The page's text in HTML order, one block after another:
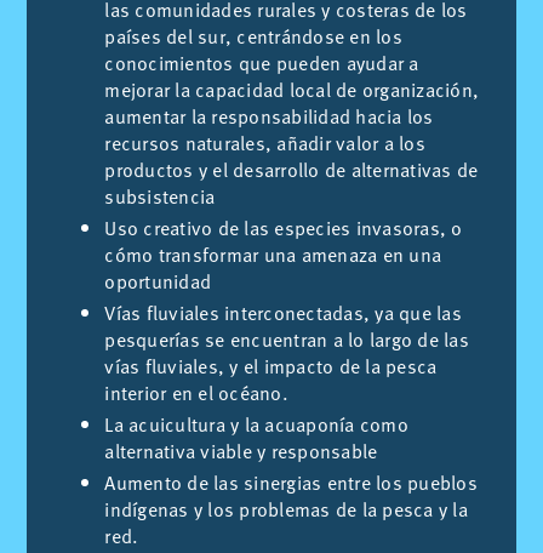
las comunidades rurales y costeras de los
países del sur, centrándose en los
conocimientos que pueden ayudar a
mejorar la capacidad local de organización,
aumentar la responsabilidad hacia los
recursos naturales, añadir valor a los
productos y el desarrollo de alternativas de
subsistencia
Uso creativo de las especies invasoras, o
cómo transformar una amenaza en una
oportunidad
Vías fluviales interconectadas, ya que las
pesquerías se encuentran a lo largo de las
vías fluviales, y el impacto de la pesca
interior en el océano.
La acuicultura y la acuaponía como
alternativa viable y responsable
Aumento de las sinergias entre los pueblos
indígenas y los problemas de la pesca y la
red.